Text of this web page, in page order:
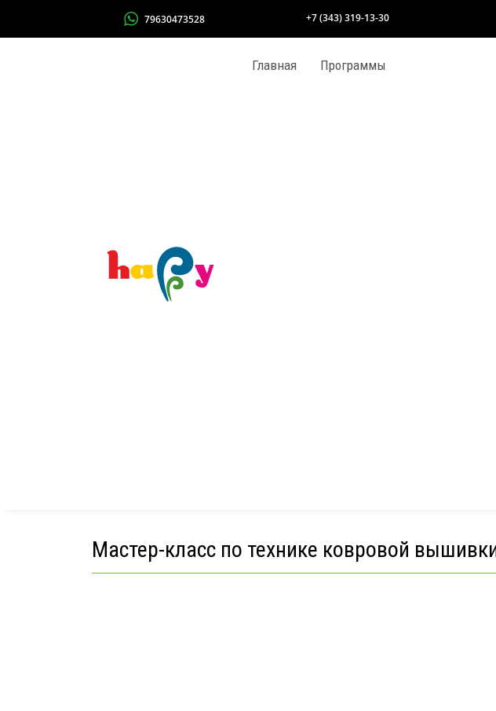
79630473528 +7 (343) 319-13-30
Главная Программы
Мастер-класс по технике ковровой